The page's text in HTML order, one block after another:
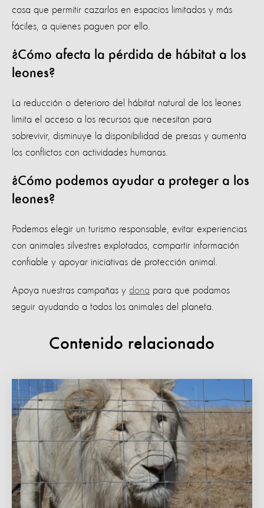
cosa que permitir cazarlos en espacios limitados y más
fáciles, a quienes paguen por ello.
¿Cómo afecta la pérdida de hábitat a los
leones?
La reducción o deterioro del hábitat natural de los leones
limita el acceso a los recursos que necesitan para
sobrevivir, disminuye la disponibilidad de presas y aumenta
los conflictos con actividades humanas.
¿Cómo podemos ayudar a proteger a los
leones?
Podemos elegir un turismo responsable, evitar experiencias
con animales silvestres explotados, compartir información
confiable y apoyar iniciativas de protección animal.
Apoya nuestras campañas y dona para que podamos
seguir ayudando a todos los animales del planeta.
Contenido relacionado